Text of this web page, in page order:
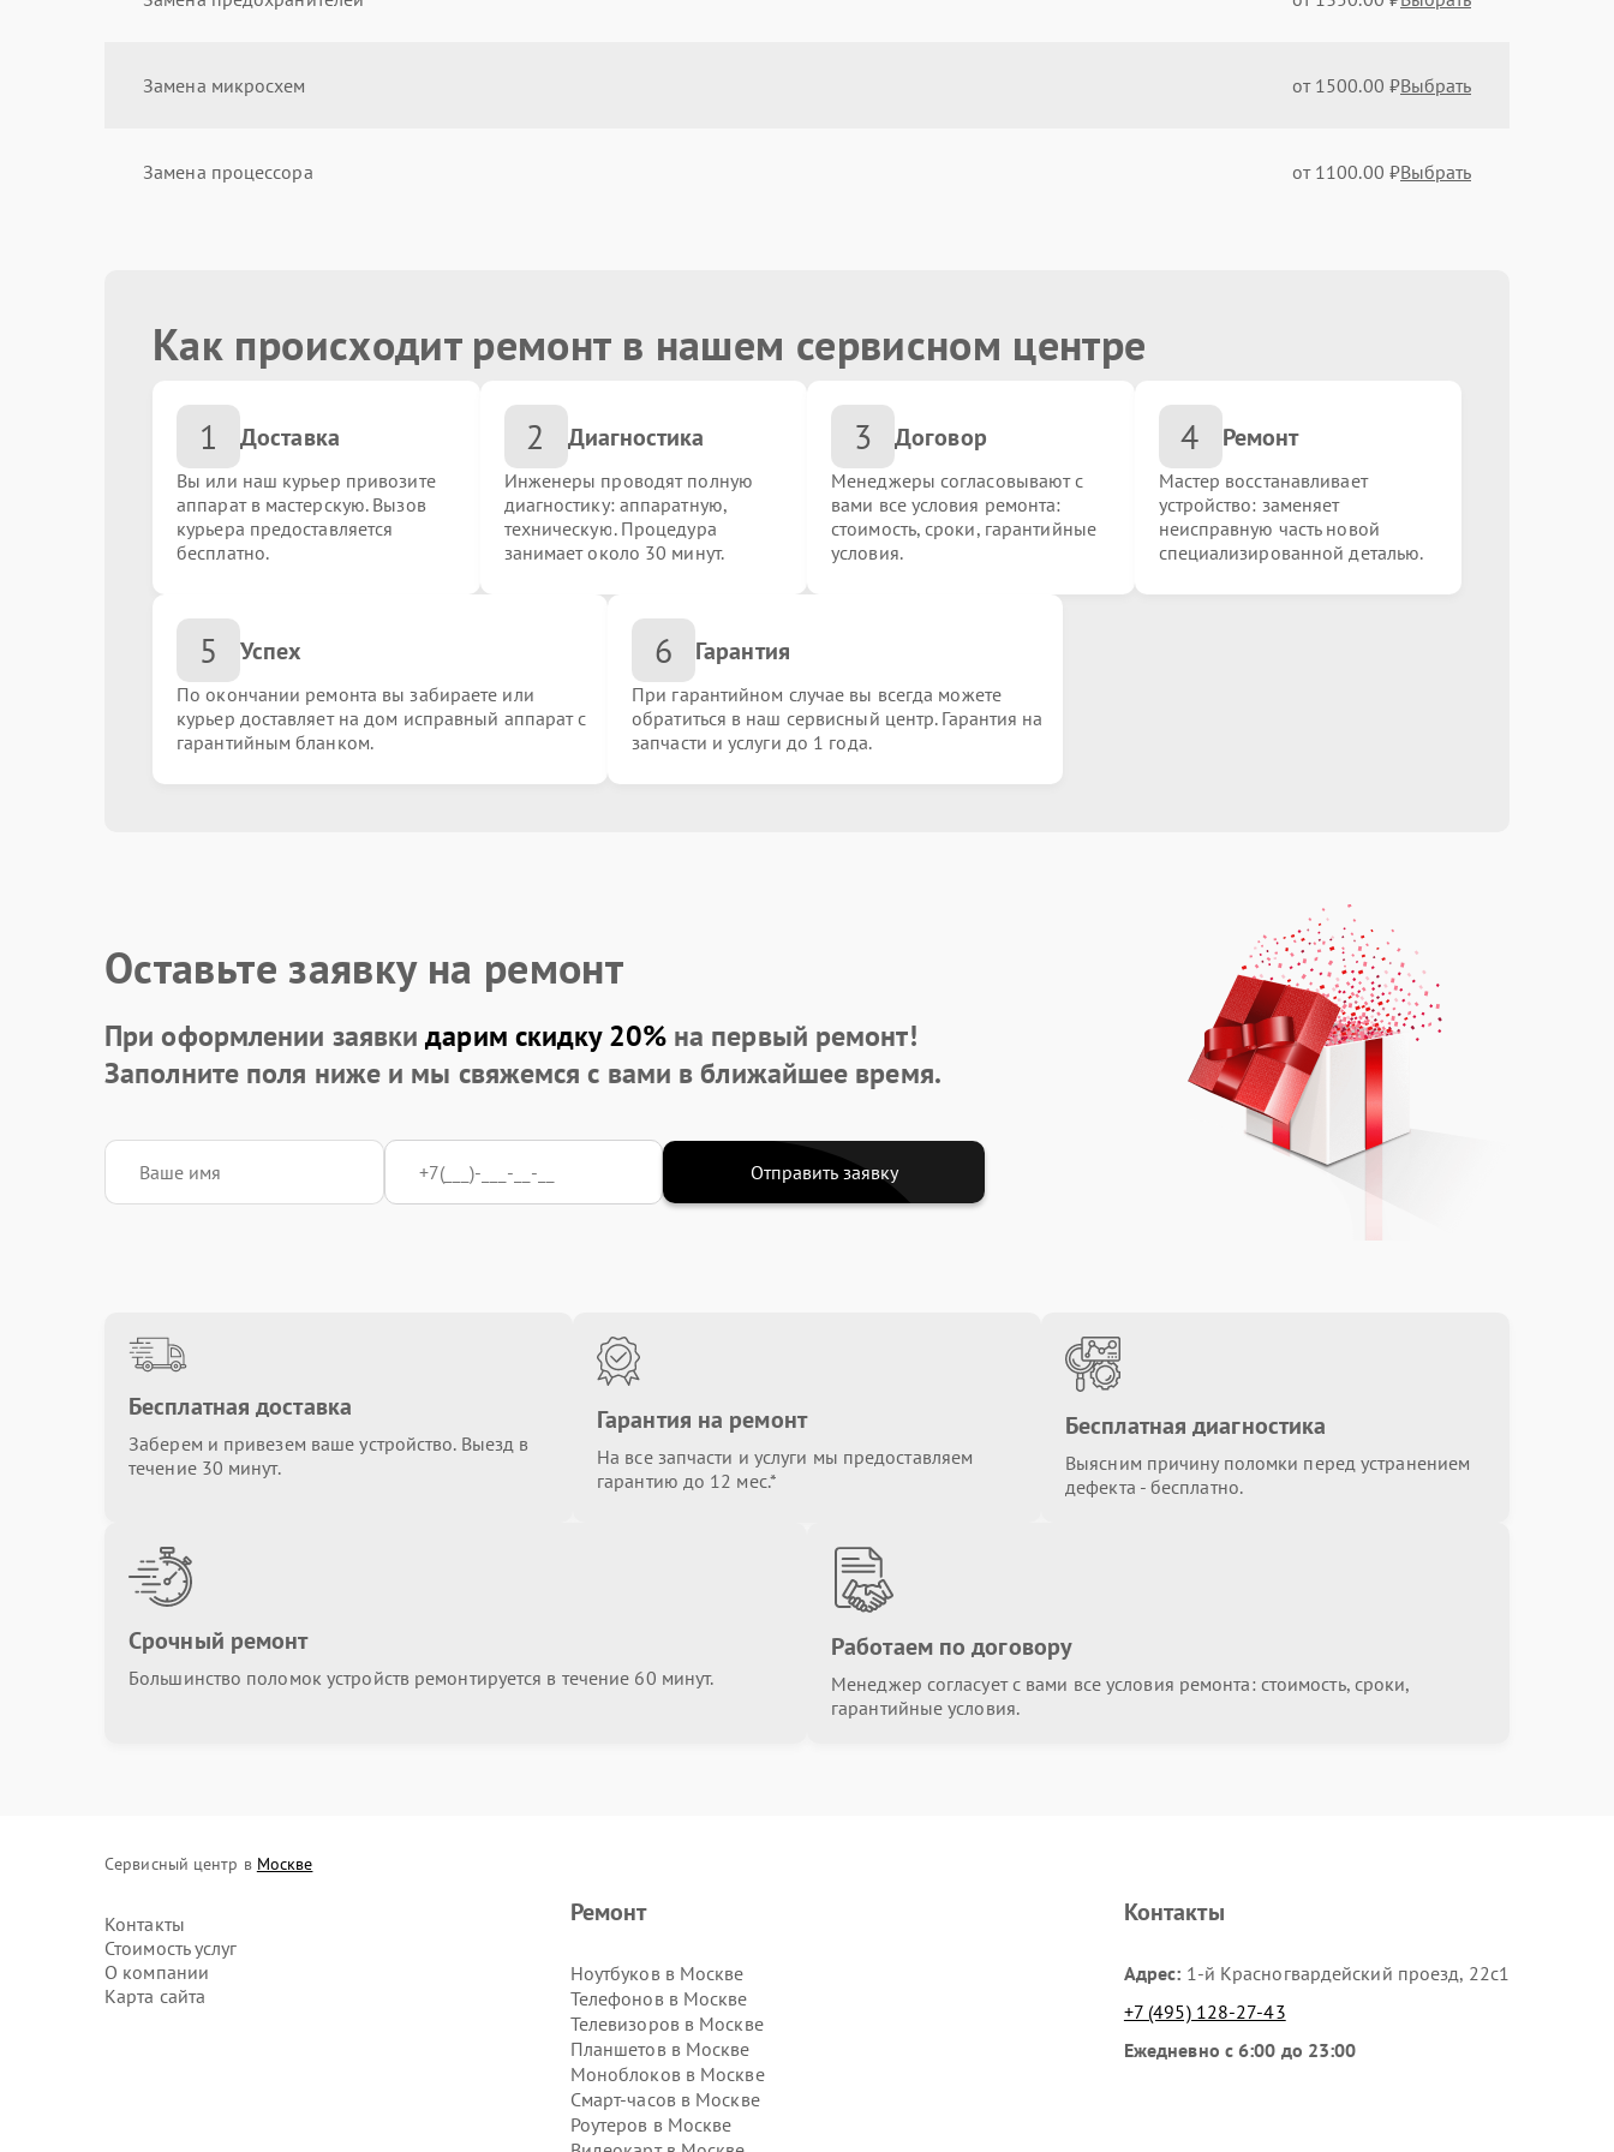
Замена микросхем от 1500.00 ₽Выбрать
Замена процессора от 1100.00 ₽Выбрать
Замена порта питания
Замена южного моста от 1500.00 ₽
Восстановление после залития от 1600.00 ₽
Замена порта VGA
Замена сокета
от 1800.00 ₽Выбрать
Замена чипов от 1800.00 ₽ Выбрать
от 1800.00 ₽
Настройка BIOS
Ремонт системы управления от 1800.00 ₽Выбрать
Восстановление дорожек
Замена резисторов
Как происходит ремонт в нашем сервисном центре
1 Доставка
Вы или наш курьер привозите
аппарат в мастерскую. Вызов
курьера предоставляется
бесплатно.
2 Диагностика
Инженеры проводят полную
диагностику: аппаратную,
техническую. Процедура
занимает около 30 минут.
3 Договор
Менеджеры согласовывают с
вами все условия ремонта:
стоимость, сроки, гарантийные
условия.
4 Ремонт
Мастер восстанавливает
устройство: заменяет
неисправную часть новой
специализированной деталью.
5 Успех
По окончании ремонта вы забираете или
курьер доставляет на дом исправный аппарат с
гарантийным бланком.
6 Гарантия
При гарантийном случае вы всегда можете
обратиться в наш сервисный центр. Гарантия на
запчасти и услуги до 1 года.
Оставьте заявку на ремонт
При оформлении заявкидарим скидку 20%на первый ремонт!
Заполните поля ниже и мы свяжемся с вами в ближайшее время.
Отправить заявку
Бесплатная доставка
Заберем и привезем ваше устройство. Выезд в
течение 30 минут.
Гарантия на ремонт
На все запчасти и услуги мы предоставляем
гарантию до 12 мес.*
Бесплатная диагностика
Выясним причину поломки перед устранением
дефекта - бесплатно.
Срочный ремонт
Большинство поломок устройств ремонтируется в течение 60 минут.
Работаем по договору
Менеджер согласует с вами все условия ремонта: стоимость, сроки,
гарантийные условия.
Сервисный центр в Москве
Контакты
Стоимость услуг
О компании
Карта сайта
Ремонт
Ноутбуков в Москве
Телефонов в Москве
Телевизоров в Москве
Планшетов в Москве
Моноблоков в Москве
Смарт-часов в Москве
Роутеров в Москве
Контакты
Адрес: 1-й Красногвардейский проезд, 22с1
+7 (495) 128-27-43
Ежедневно с 6:00 до 23:00